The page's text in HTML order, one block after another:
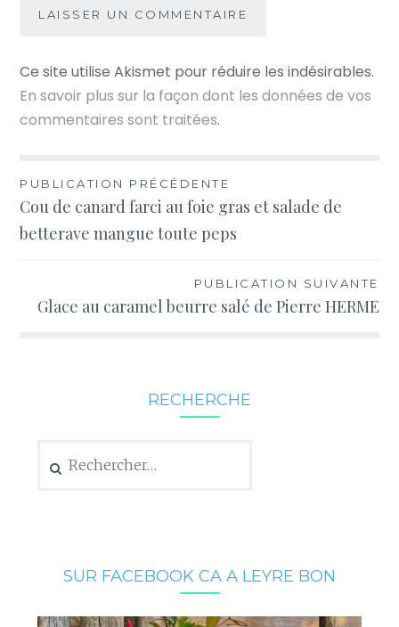
Ce site utilise Akismet pour réduire les indésirables.
En savoir plus sur la façon dont les données de vos
commentaires sont traitées.
Navigation
de
l’article
PUBLICATION PRÉCÉDENTE
Cou de canard farci au foie gras et salade de
betterave mangue toute peps
PUBLICATION SUIVANTE
Glace au caramel beurre salé de Pierre HERME
RECHERCHE
SUR FACEBOOK CA A LEYRE BON